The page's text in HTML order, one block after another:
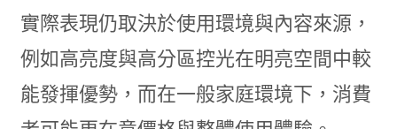
實際表現仍取決於使用環境與內容來源，
例如高亮度與高分區控光在明亮空間中較
能發揮優勢，而在一般家庭環境下，消費